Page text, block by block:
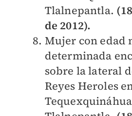
Tlalnepantla.
de 2012).
Mujer con edad
determinada
sobre la lateral
Reyes Heroles